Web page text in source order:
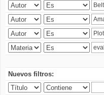
Nuevos filtros: